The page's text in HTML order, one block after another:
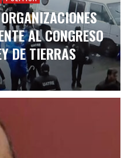
AL CONGRESO
DE TIERRAS